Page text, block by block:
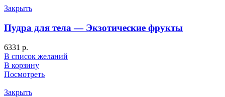
Закрыть
Пудра для тела — Экзотические фрукты
6331 р.
В список желаний
В корзину
Посмотреть
Закрыть